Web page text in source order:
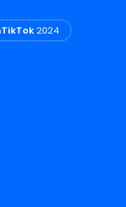
2024